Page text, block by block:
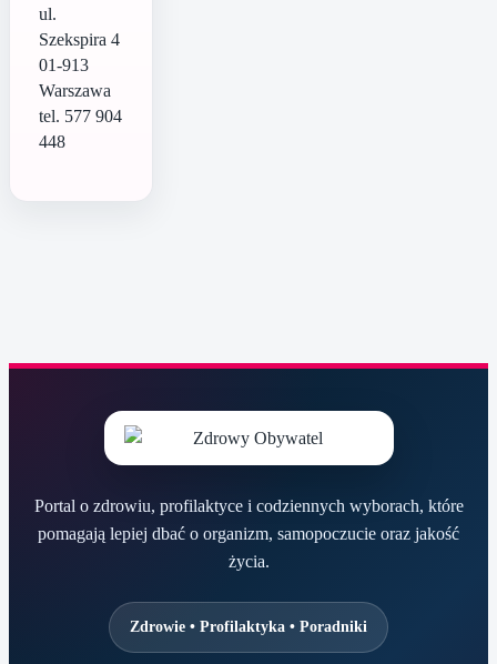
ul.
Szekspira 4
01-913
Warszawa
tel. 577 904
448
Portal o zdrowiu, profilaktyce i codziennych wyborach, które
pomagają lepiej dbać o organizm, samopoczucie oraz jakość
życia.
Zdrowie • Profilaktyka • Poradniki